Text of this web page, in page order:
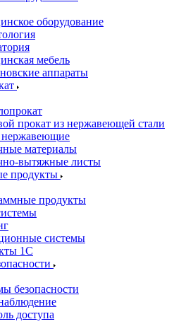
оборудование
мебель
аппараты
прокат из нержавеющей стали
материалы
вытяжные листы
продукты
продукты
системы
1С
безопасности
доступа